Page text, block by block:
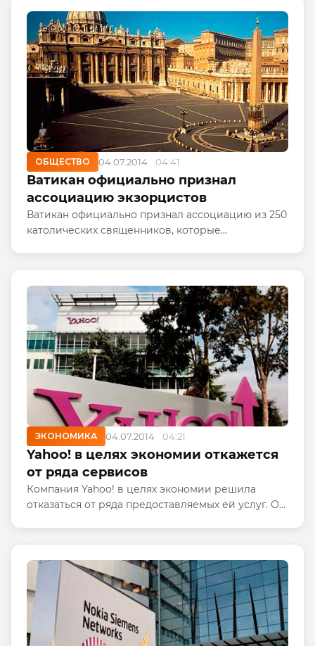
ОБЩЕСТВО 04.07.2014 04:41
Ватикан официально признал
ассоциацию экзорцистов
Ватикан официально признал ассоциацию из 250
католических священников, которые
ЭКОНОМИКА 04.07.2014 04:21
Yahoo! в целях экономии откажется
от ряда сервисов
Компания Yahoo! в целях экономии решила
отказаться от ряда предоставляемых ей услуг. Об